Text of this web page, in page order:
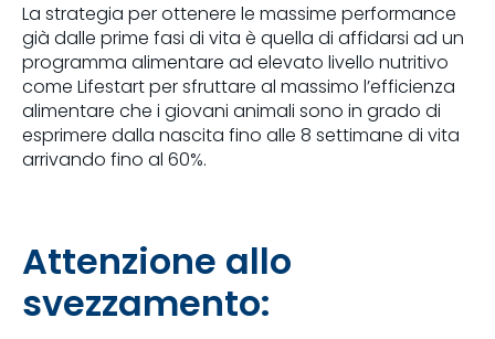
La strategia per ottenere le massime performance
già dalle prime fasi di vita è quella di affidarsi ad un
programma alimentare ad elevato livello nutritivo
come Lifestart per sfruttare al massimo l’efficienza
alimentare che i giovani animali sono in grado di
esprimere dalla nascita fino alle 8 settimane di vita
arrivando fino al 60%.
Attenzione allo
svezzamento: